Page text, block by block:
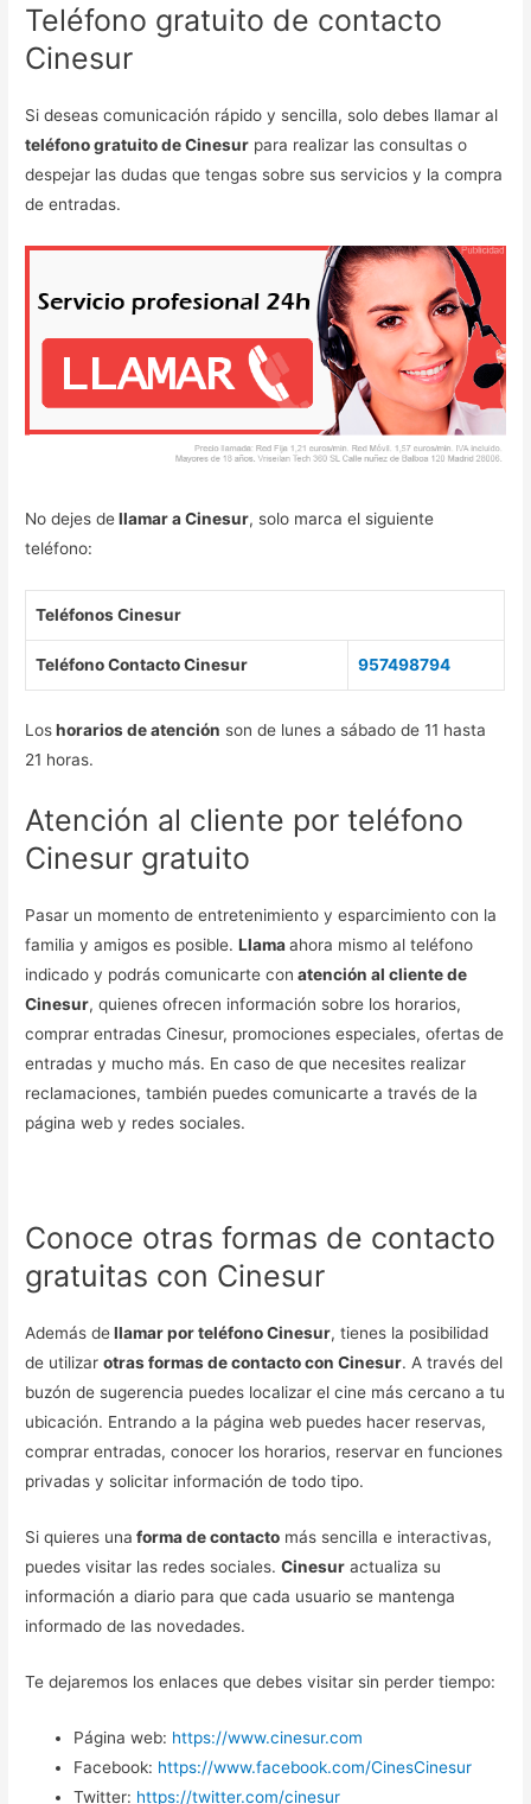
Teléfono gratuito de contacto
Cinesur
Si deseas comunicación rápido y sencilla, solo debes llamar al
teléfono gratuito de Cinesur para realizar las consultas o
despejar las dudas que tengas sobre sus servicios y la compra
de entradas.
No dejes dellamar a Cinesur, solo marca el siguiente
teléfono:
Teléfonos Cinesur
Teléfono Contacto Cinesur 957498794
Loshorarios de atención son de lunes a sábado de 11 hasta
21 horas.
Atención al cliente por teléfono
Cinesur gratuito
Pasar un momento de entretenimiento y esparcimiento con la
familia y amigos es posible.Llamaahora mismo al teléfono
indicado y podrás comunicarte con atención al cliente de
Cinesur, quienes ofrecen información sobre los horarios,
comprar entradas Cinesur, promociones especiales, ofertas de
entradas y mucho más. En caso de que necesites realizar
reclamaciones, también puedes comunicarte a través de la
página web y redes sociales.
Conoce otras formas de contacto
gratuitas con Cinesur
Además dellamar por teléfono Cinesur, tienes la posibilidad
de utilizarotras formas de contacto con Cinesur. A través del
buzón de sugerencia puedes localizar el cine más cercano a tu
ubicación. Entrando a la página web puedes hacer reservas,
comprar entradas, conocer los horarios, reservar en funciones
privadas y solicitar información de todo tipo.
Si quieres una forma de contacto más sencilla e interactivas,
puedes visitar las redes sociales.Cinesur actualiza su
información a diario para que cada usuario se mantenga
informado de las novedades.
Te dejaremos los enlaces que debes visitar sin perder tiempo:
Página web: https://www.cinesur.com
Facebook: https://www.facebook.com/CinesCinesur
Twitter: https://twitter.com/cinesur